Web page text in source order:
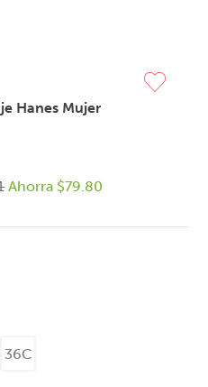
Hanes Mujer
Ahorra $79.80
36C